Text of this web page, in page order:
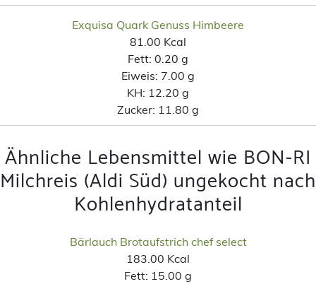
Exquisa Quark Genuss Himbeere
81.00 Kcal
Fett: 0.20 g
Eiweis: 7.00 g
KH: 12.20 g
Zucker: 11.80 g
Ähnliche Lebensmittel wie BON-RI
Milchreis (Aldi Süd) ungekocht nach
Kohlenhydratanteil
Bärlauch Brotaufstrich chef select
183.00 Kcal
Fett: 15.00 g